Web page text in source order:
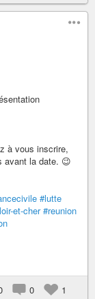
à vous inscrire,
avant la date. 😉
#lutte
et-cher #reunion
0 1